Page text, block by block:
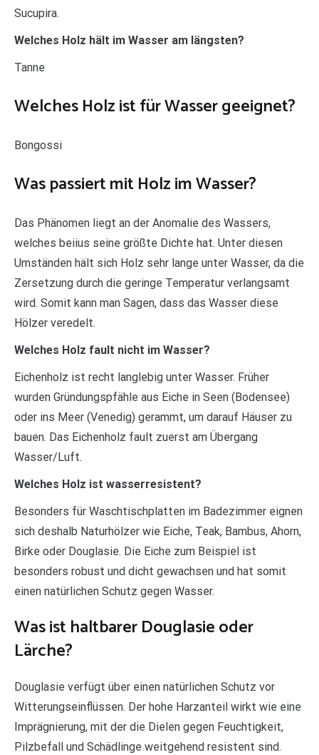
Sucupira.
Welches Holz hält im Wasser am längsten?
Tanne
Welches Holz ist für Wasser geeignet?
Bongossi
Was passiert mit Holz im Wasser?
Das Phänomen liegt an der Anomalie des Wassers,
welches beiius seine größte Dichte hat. Unter diesen
Umständen hält sich Holz sehr lange unter Wasser, da die
Zersetzung durch die geringe Temperatur verlangsamt
wird. Somit kann man Sagen, dass das Wasser diese
Hölzer veredelt.
Welches Holz fault nicht im Wasser?
Eichenholz ist recht langlebig unter Wasser. Früher
wurden Gründungspfähle aus Eiche in Seen (Bodensee)
oder ins Meer (Venedig) gerammt, um darauf Häuser zu
bauen. Das Eichenholz fault zuerst am Übergang
Wasser/Luft.
Welches Holz ist wasserresistent?
Besonders für Waschtischplatten im Badezimmer eignen
sich deshalb Naturhölzer wie Eiche, Teak, Bambus, Ahorn,
Birke oder Douglasie. Die Eiche zum Beispiel ist
besonders robust und dicht gewachsen und hat somit
einen natürlichen Schutz gegen Wasser.
Was ist haltbarer Douglasie oder
Lärche?
Douglasie verfügt über einen natürlichen Schutz vor
Witterungseinflüssen. Der hohe Harzanteil wirkt wie eine
Imprägnierung, mit der die Dielen gegen Feuchtigkeit,
Pilzbefall und Schädlinge weitgehend resistent sind.